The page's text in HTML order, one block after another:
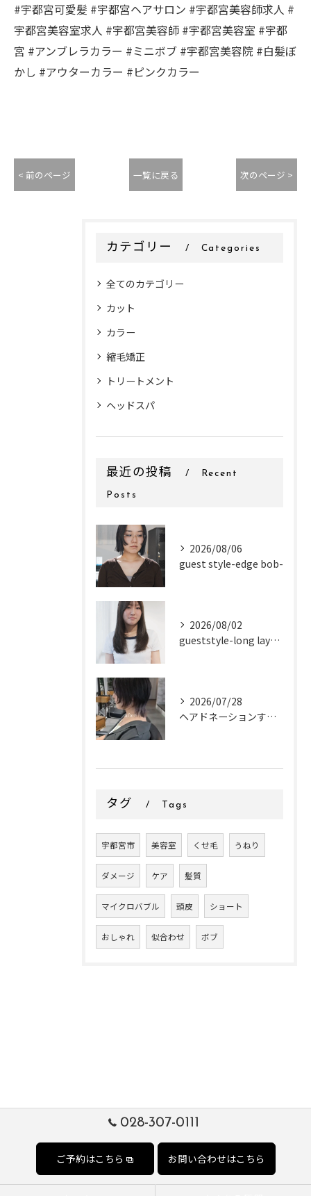
#宇都宮可愛髪 #宇都宮ヘアサロン #宇都宮美容師求人 #
宇都宮美容室求人 #宇都宮美容師 #宇都宮美容室 #宇都
宮 #アンブレラカラー #ミニボブ #宇都宮美容院 #白髪ぼ
かし #アウターカラー #ピンクカラー
< 前のページ 一覧に戻る 次のページ >
カテゴリー Categories
全てのカテゴリー
カット
カラー
縮毛矯正
トリートメント
ヘッドスパ
最近の投稿 Recent
Posts
2026/08/06
guest style-edge bob-
2026/08/02
gueststyle-long layer-
2026/07/28
ヘアドネーションするお客様✂
タグ Tags
宇都宮市 美容室 くせ毛 うねり
ダメージ ケア 髪質
マイクロバブル 頭皮 ショート
おしゃれ 似合わせ ボブ
028-307-0111
ご予約はこちら お問い合わせはこちら